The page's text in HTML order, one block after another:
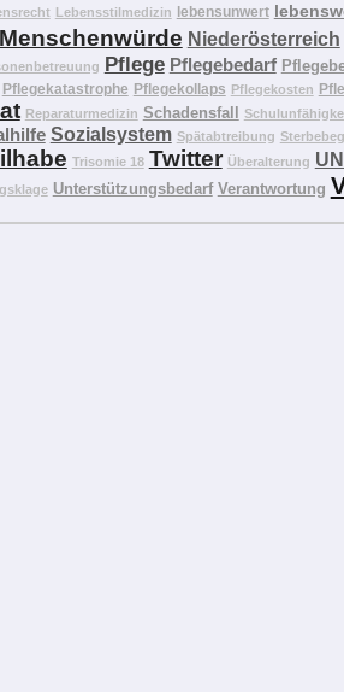
Lebensstilmedizin lebensunwert
Menschenwürde Niederösterreich
Pflege Pflegebedarf
Pflegekatastrophe Pflegekollaps Pflegekosten
Reparaturmedizin Schadensfall
Sozialsystem Spätabtreibung
Trisomie 18 Twitter Überalterung
Unterstützungsbedarf Verantwortung